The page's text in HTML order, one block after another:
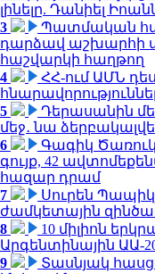
լինելը. Դանիել
3
Պատմական
դարձավ աշխարհի
հաշվարկի հաղթող
4
ՀՀ-ում ԱՄՆ
5
Դերասանին
մեջ․ նա
6
Գագիկ
գույք, 42
հազար դրամ
7
Սուրեն
ժամկետային
8
10 միլիոն
Արգենտինային ԱԱ-
9
Տասնյակ